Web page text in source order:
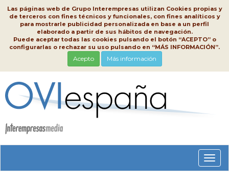
Las páginas web de Grupo Interempresas utilizan Cookies propias y
de terceros con fines técnicos y funcionales, con fines analíticos y
para mostrarle publicidad personalizada en base a un perfil
elaborado a partir de sus hábitos de navegación.
Puede aceptar todas las cookies pulsando el botón “ACEPTO” o
configurarlas o rechazar su uso pulsando en “MÁS INFORMACIÓN”.
Acepto Más información